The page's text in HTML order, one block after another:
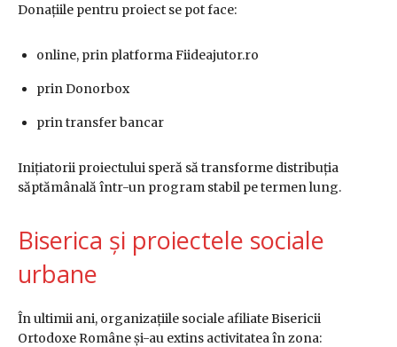
Donațiile pentru proiect se pot face:
online, prin platforma Fiideajutor.ro
prin Donorbox
prin transfer bancar
Inițiatorii proiectului speră să transforme distribuția
săptămânală într-un program stabil pe termen lung.
Biserica și proiectele sociale
urbane
În ultimii ani, organizațiile sociale afiliate Bisericii
Ortodoxe Române și-au extins activitatea în zona: